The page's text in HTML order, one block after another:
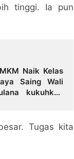
tinggi. Ia pun
Naik Kelas
Saing Wali
kukuhkan
Tugas kita